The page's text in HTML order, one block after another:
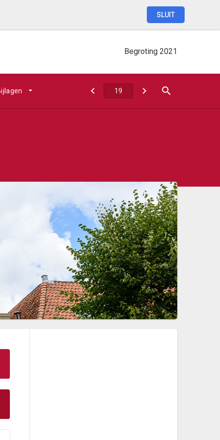
Begroting 2021
SLUIT